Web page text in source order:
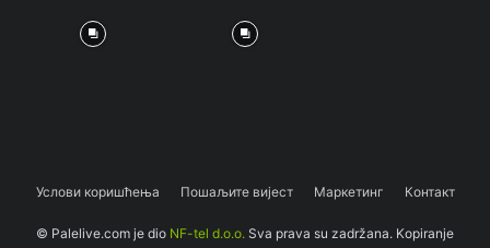
Услови коришћења Пошаљите вијест Маркетинг Контакт
© Palelive.com je dio NF-tel d.o.o. Sva prava su zadržana. Kopiranje